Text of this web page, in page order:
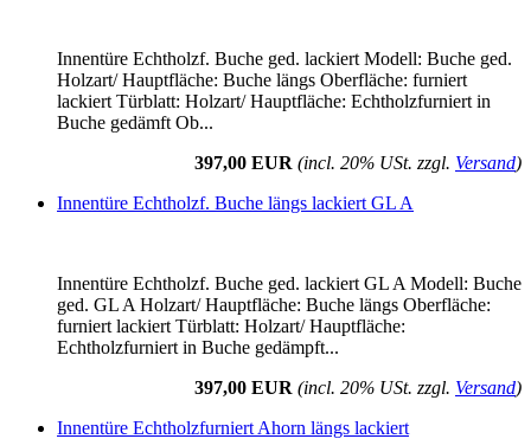
Innentüre Echtholzf. Buche ged. lackiert Modell: Buche ged.
Holzart/ Hauptfläche: Buche längs Oberfläche: furniert
lackiert Türblatt: Holzart/ Hauptfläche: Echtholzfurniert in
Buche gedämft Ob...
397,00 EUR (incl. 20% USt. zzgl. Versand)
Innentüre Echtholzf. Buche längs lackiert GL A
Innentüre Echtholzf. Buche ged. lackiert GL A Modell: Buche
ged. GL A Holzart/ Hauptfläche: Buche längs Oberfläche:
furniert lackiert Türblatt: Holzart/ Hauptfläche:
Echtholzfurniert in Buche gedämpft...
397,00 EUR (incl. 20% USt. zzgl. Versand)
Innentüre Echtholzfurniert Ahorn längs lackiert